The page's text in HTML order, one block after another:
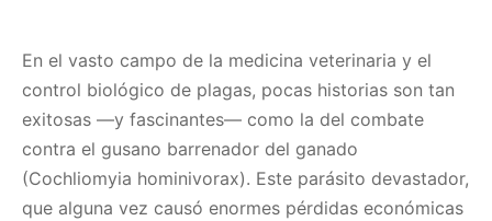
En el vasto campo de la medicina veterinaria y el
control biológico de plagas, pocas historias son tan
exitosas —y fascinantes— como la del combate
contra el gusano barrenador del ganado
(Cochliomyia hominivorax). Este parásito devastador,
que alguna vez causó enormes pérdidas económicas